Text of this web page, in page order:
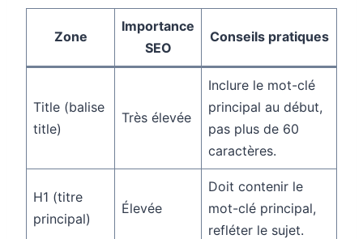
Zone
Importance
SEO
Conseils pratiques
Title (balise
title)
Très élevée
Inclure le mot-clé
principal au début,
pas plus de 60
caractères.
H1 (titre
principal)
Élevée
Doit contenir le
mot-clé principal,
refléter le sujet.